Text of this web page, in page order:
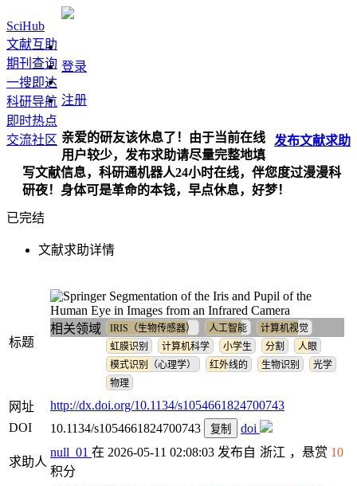
SciHub
文献互助
期刊查询
一搜即达
科研导航
即时热点
交流社区
登录
注册
发布文献求助
亲爱的研友该休息了！由于当前在线
用户较少，发布求助请尽量完整地填
写文献信息，科研通机器人24小时在线，伴您度过漫漫科
研夜！身体可是革命的本钱，早点休息，好梦！
已完结
文献求助详情
标题
Segmentation of the Iris and Pupil of the
Human Eye in Images from an Infrared Camera
相关领域
IRIS（生物传感器） 人工智能
计算机视觉
虹膜识别
计算机科学 小学生 分割
人眼
模式识别（心理学）
红外线的 生物识别
光学
物理
网址
http://dx.doi.org/10.1134/s1054661824700743
DOI
10.1134/s1054661824700743 复制 doi
求助人
null_01 在 2026-05-11 02:08:03 发布自 浙江 ，悬赏 10
积分